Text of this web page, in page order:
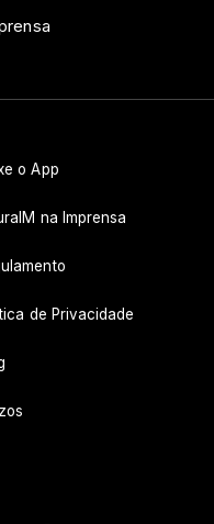
o App
na Imprensa
de Privacidade